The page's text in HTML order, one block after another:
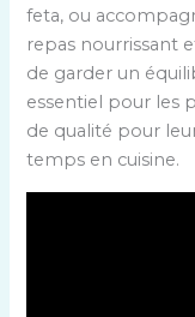
feta, ou
repas nourrissant
de garder un
essentiel pour les
de qualité pour
temps en cuisine.